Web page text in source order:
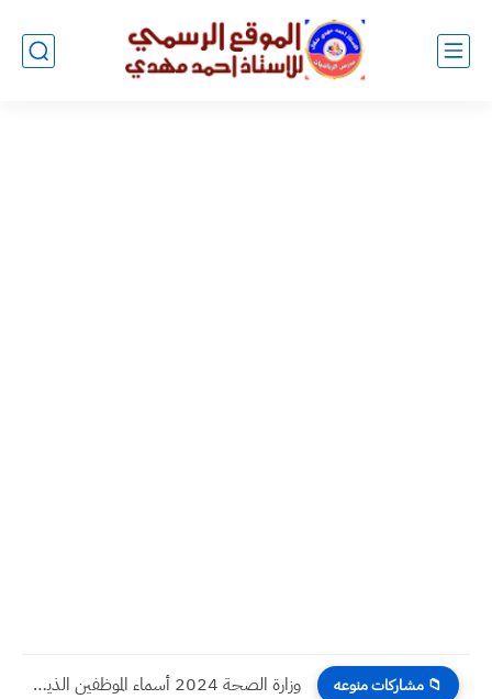
📁 مشاركات منوعه وزارة الصحة 2024 أسماء الموظفين الذين تم رفع أسمائهم لوزارة...